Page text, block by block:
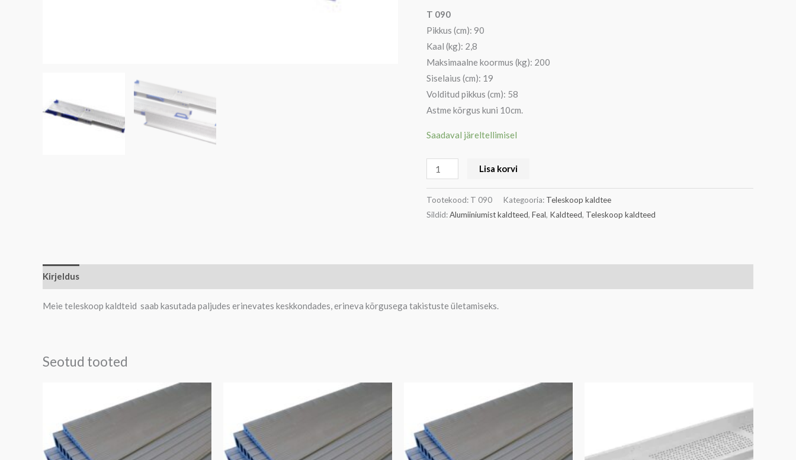
T 090
Pikkus (cm): 90
Kaal (kg): 2,8
Maksimaalne koormus (kg): 200
Siselaius (cm): 19
Volditud pikkus (cm): 58
Astme kõrgus kuni 10cm.
Saadaval järeltellimisel
Lisa korvi
Tootekood: T 090 Kategooria: Teleskoop kaldtee
Sildid:Alumiiniumist kaldteed, Feal, Kaldteed, Teleskoop kaldteed
Kirjeldus
Meie teleskoop kaldteid saab kasutada paljudes erinevates keskkondades, erineva kõrgusega takistuste ületamiseks.
Seotud tooted